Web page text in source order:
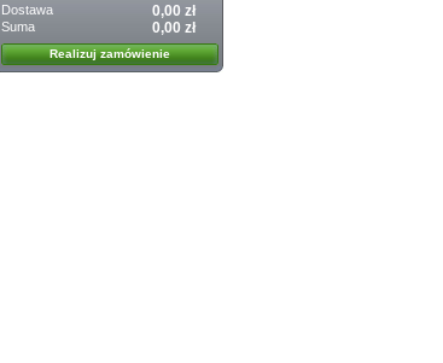
Dostawa 0,00 zł
Suma 0,00 zł
Realizuj zamówienie